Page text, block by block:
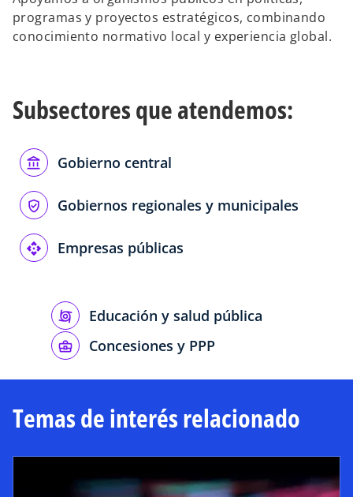
programas y proyectos estratégicos, combinando
conocimiento normativo local y experiencia global.
Subsectores que atendemos:
Gobierno central
Gobiernos regionales y municipales
Empresas públicas
Educación y salud pública
Concesiones y PPP
Temas de interés relacionado